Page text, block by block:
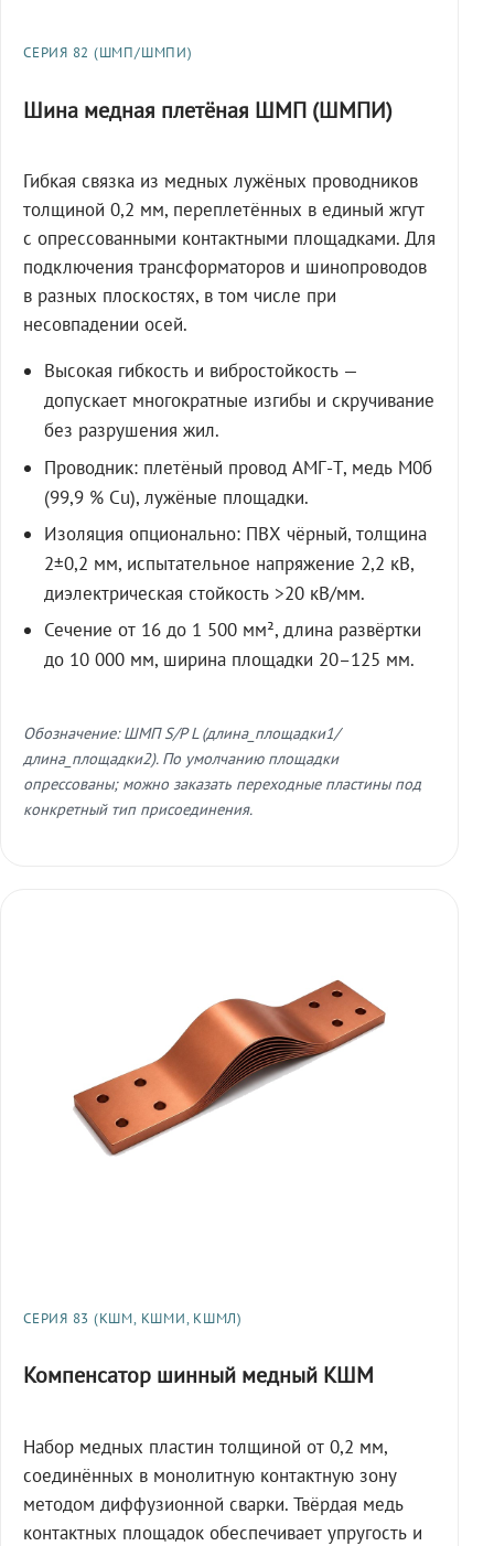
СЕРИЯ 82 (ШМП/ШМПИ)
Шина медная плетёная ШМП (ШМПИ)
Гибкая связка из медных лужёных проводников
толщиной 0,2 мм, переплетённых в единый жгут
с опрессованными контактными площадками. Для
подключения трансформаторов и шинопроводов
в разных плоскостях, в том числе при
несовпадении осей.
Высокая гибкость и вибростойкость —
допускает многократные изгибы и скручивание
без разрушения жил.
Проводник: плетёный провод АМГ-Т, медь М0б
(99,9 % Cu), лужёные площадки.
Изоляция опционально: ПВХ чёрный, толщина
2±0,2 мм, испытательное напряжение 2,2 кВ,
диэлектрическая стойкость >20 кВ/мм.
Сечение от 16 до 1 500 мм², длина развёртки
до 10 000 мм, ширина площадки 20–125 мм.
Обозначение: ШМП S/P L (длина_площадки1/
длина_площадки2). По умолчанию площадки
опрессованы; можно заказать переходные пластины под
конкретный тип присоединения.
СЕРИЯ 83 (КШМ, КШМИ, КШМЛ)
Компенсатор шинный медный КШМ
Набор медных пластин толщиной от 0,2 мм,
соединённых в монолитную контактную зону
методом диффузионной сварки. Твёрдая медь
контактных площадок обеспечивает упругость и